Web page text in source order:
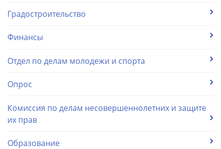
Градостроительство
Финансы
Отдел по делам молодежи и спорта
Опрос
Комиссия по делам несовершеннолетних и защите
их прав
Образование